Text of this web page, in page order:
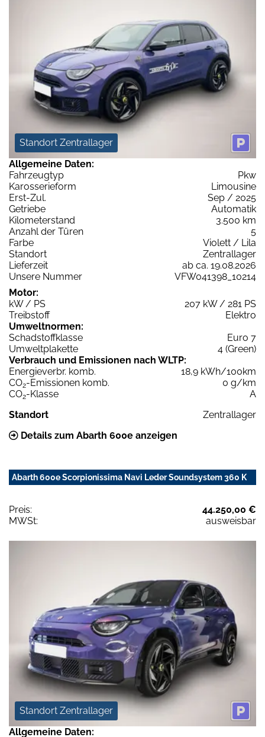
Standort Zentrallager
Allgemeine Daten:
Fahrzeugtyp
Pkw
Karosserieform
Limousine
Erst-Zul.
Sep / 2025
Getriebe
Automatik
Kilometerstand
3.500 km
Anzahl der Türen
5
Farbe
Violett / Lila
Standort
Zentrallager
Lieferzeit
ab ca. 19.08.2026
Unsere Nummer
VFW041398_10214
Motor:
kW / PS
207 kW / 281 PS
Treibstoff
Elektro
Umweltnormen:
Schadstoffklasse
Euro 7
Umweltplakette
4 (Green)
Verbrauch und Emissionen nach WLTP:
Energieverbr. komb.
18,9 kWh/100km
CO2-Emissionen komb.
0 g/km
CO2-Klasse
A
Standort
Zentrallager
Details zum Abarth 600e anzeigen
Abarth 600e Scorpionissima Navi Leder Soundsystem 360 K
Preis:
44.250,00 €
MWSt:
ausweisbar
Standort Zentrallager
Allgemeine Daten: